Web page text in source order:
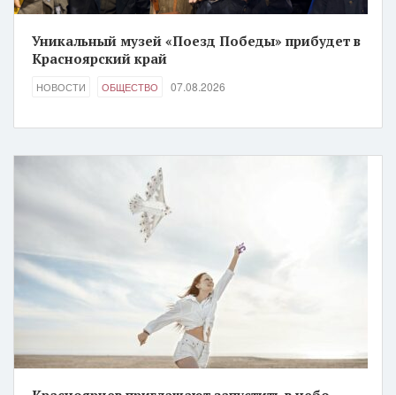
Уникальный музей «Поезд Победы» прибудет в
Красноярский край
НОВОСТИ ОБЩЕСТВО 07.08.2026